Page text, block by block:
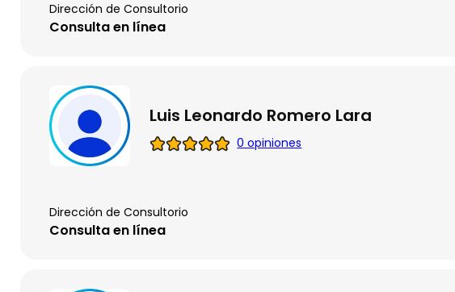
Dirección de Consultorio
Consulta en línea
Luis Leonardo Romero Lara
0 opiniones
Dirección de Consultorio
Consulta en línea